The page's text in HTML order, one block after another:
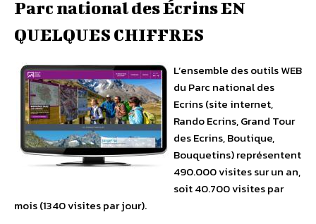
Parc national des Écrins EN
QUELQUES CHIFFRES
L’ensemble des outils WEB
du Parc national des
Ecrins (site internet,
Rando Ecrins, Grand Tour
des Ecrins, Boutique,
Bouquetins) représentent
490.000 visites sur un an,
soit 40.700 visites par
mois (1340 visites par jour).